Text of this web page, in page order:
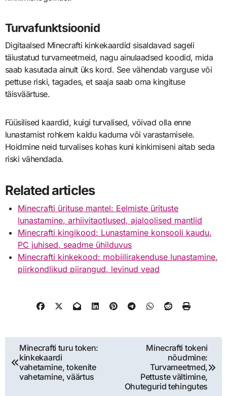
Turvafunktsioonid
Digitaalsed Minecrafti kinkekaardid sisaldavad sageli
täiustatud turvameetmeid, nagu ainulaadsed koodid, mida
saab kasutada ainult üks kord. See vähendab varguse või
pettuse riski, tagades, et saaja saab oma kingituse
täisväärtuse.
Füüsilised kaardid, kuigi turvalised, võivad olla enne
lunastamist rohkem kaldu kaduma või varastamisele.
Hoidmine neid turvalises kohas kuni kinkimiseni aitab seda
riski vähendada.
Related articles
Minecrafti ürituse mantel: Eelmiste ürituste
lunastamine, arhiivitaotlused, ajaloolised mantlid
Minecrafti kingikood: Lunastamine konsooli kaudu,
PC juhised, seadme ühilduvus
Minecrafti kinkekood: mobiilirakenduse lunastamine,
piirkondlikud piirangud, levinud vead
Post
navigation
Minecrafti turu token:
kinkekaardi
vahetamine, tokenite
vahetamine, väärtus
Minecrafti tokeni
nõudmine:
Turvameetmed,
Pettuste vältimine,
Ohutegurid tehingutes